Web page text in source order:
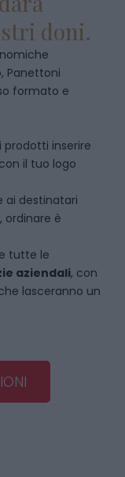
doni.
Panettoni
formato e
inserire
il tuo logo
ai destinatari
, ordinare è
tutte le
aziendali, con
lasceranno un